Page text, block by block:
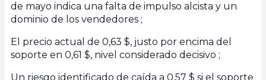
de mayo indica una falta de impulso alcista y un
dominio de los vendedores ;
El precio actual de 0,63 $, justo por encima del
soporte en 0,61 $, nivel considerado decisivo ;
Un riesgo identificado de caída a 0,57 $ si el soporte